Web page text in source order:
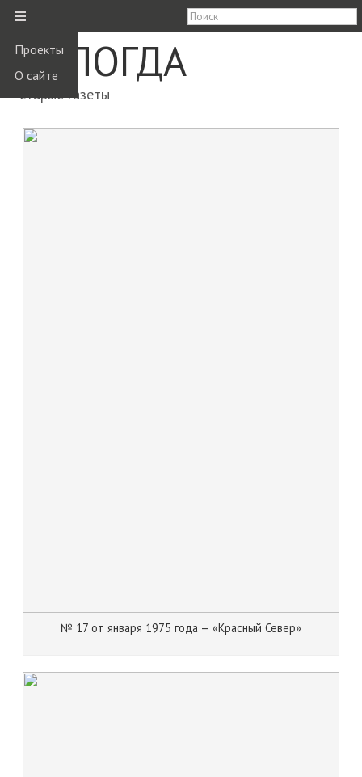
≡
Проекты
О сайте
ВОЛОГДА
старые газеты
№ 17 от января 1975 года — «Красный Север»